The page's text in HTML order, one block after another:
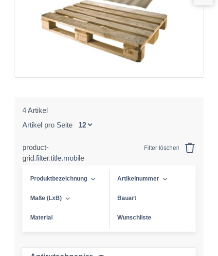
4 Artikel
Artikel pro Seite
product-
grid.filter.title.mobile
Filter löschen
Produktbezeichnung Artikelnummer
Maße (LxB) Bauart
Material Wunschliste